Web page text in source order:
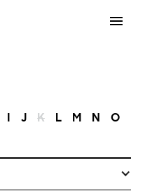
I J K L M N O